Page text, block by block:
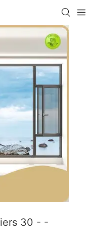
30 - -